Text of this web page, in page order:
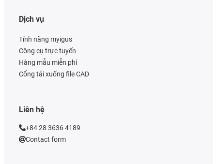
Dịch vụ
Tính năng myigus
Công cụ trực tuyến
Hàng mẫu miễn phí
Cổng tải xuống file CAD
Liên hệ
+84 28 3636 4189
Contact form